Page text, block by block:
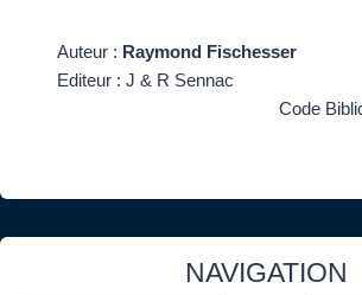
Auteur : Raymond Fischesser
Editeur : J & R Sennac
Code
NAVIGATION